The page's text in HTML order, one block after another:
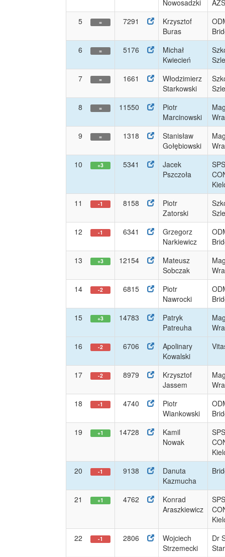
Nowosadzki
5
= 7291
Krzysztof
Buras
6
= 5176
Michał
Kwiecień
7
= 1661
Włodzimierz
Starkowski
8
= 11550
Piotr
Marcinowski
9
= 1318
Stanisław
Gołębiowski
10
+3 5341
Jacek
Pszczoła
SPS
11
-1 8158
Piotr
Zatorski
12
-1 6341
Grzegorz
Narkiewicz
13
+3 12154
Mateusz
Sobczak
14
-2 6815
Piotr
Nawrocki
15
+3 14783
Patryk
Patreuha
16
-2 6706
Apolinary
Kowalski
17 -2 8979
Krzysztof
Jassem
18
-1 4740
Piotr
Wiankowski
19
+1 14728
Kamil
Nowak
SPS
20
-1 9138
Danuta
Kazmucha
21 +1 4762
Konrad
Araszkiewicz
SPS
22
-1 2806
Wojciech
Strzemecki
Dr